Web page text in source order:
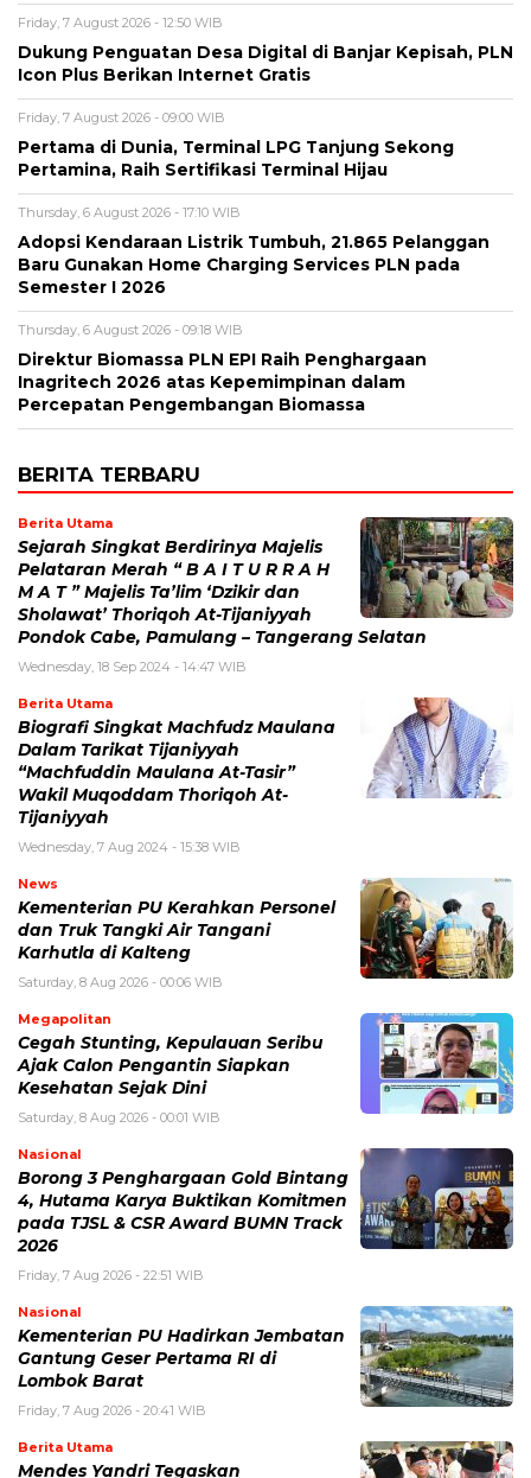
Friday, 7 August 2026 - 12:50 WIB
Dukung Penguatan Desa Digital di Banjar Kepisah, PLN
Icon Plus Berikan Internet Gratis
Friday, 7 August 2026 - 09:00 WIB
Pertama di Dunia, Terminal LPG Tanjung Sekong
Pertamina, Raih Sertifikasi Terminal Hijau
Thursday, 6 August 2026 - 17:10 WIB
Adopsi Kendaraan Listrik Tumbuh, 21.865 Pelanggan
Baru Gunakan Home Charging Services PLN pada
Semester I 2026
Thursday, 6 August 2026 - 09:18 WIB
Direktur Biomassa PLN EPI Raih Penghargaan
Inagritech 2026 atas Kepemimpinan dalam
Percepatan Pengembangan Biomassa
BERITA TERBARU
Berita Utama
Sejarah Singkat Berdirinya Majelis
Pelataran Merah “ B A I T U R R A H
M A T ” Majelis Ta’lim ‘Dzikir dan
Sholawat’ Thoriqoh At-Tijaniyyah
Pondok Cabe, Pamulang – Tangerang Selatan
Wednesday, 18 Sep 2024 - 14:47 WIB
Berita Utama
Biografi Singkat Machfudz Maulana
Dalam Tarikat Tijaniyyah
“Machfuddin Maulana At-Tasir”
Wakil Muqoddam Thoriqoh At-
Tijaniyyah
Wednesday, 7 Aug 2024 - 15:38 WIB
News
Kementerian PU Kerahkan Personel
dan Truk Tangki Air Tangani
Karhutla di Kalteng
Saturday, 8 Aug 2026 - 00:06 WIB
Megapolitan
Cegah Stunting, Kepulauan Seribu
Ajak Calon Pengantin Siapkan
Kesehatan Sejak Dini
Saturday, 8 Aug 2026 - 00:01 WIB
Nasional
Borong 3 Penghargaan Gold Bintang
4, Hutama Karya Buktikan Komitmen
pada TJSL & CSR Award BUMN Track
2026
Friday, 7 Aug 2026 - 22:51 WIB
Nasional
Kementerian PU Hadirkan Jembatan
Gantung Geser Pertama RI di
Lombok Barat
Friday, 7 Aug 2026 - 20:41 WIB
Berita Utama
Mendes Yandri Tegaskan